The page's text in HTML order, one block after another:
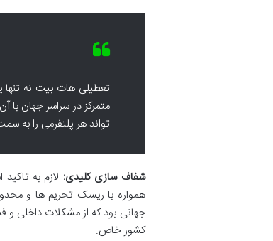
تعطیلی هات بیت نه
متمرکز در سراسر جهان با
تواند هر پلتفرمی را
شفاف سازی کلیدی: لازم به
همواره با ریسک تحریم ها و
جهانی بود که از مشکلات داخلی و
کشور خاص.